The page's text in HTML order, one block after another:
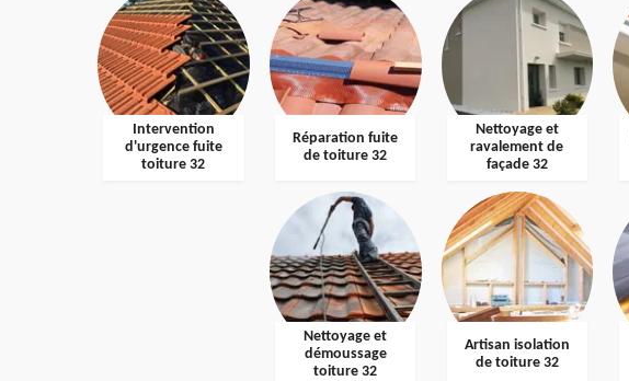
Intervention
d'urgence fuite
toiture 32
Réparation fuite
de toiture 32
Nettoyage et
ravalement de
façade 32
Nettoyage et
démoussage
toiture 32
Artisan isolation
de toiture 32